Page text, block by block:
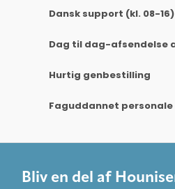
Dansk support (kl. 08-16)
Dag til dag-afsendelse
Hurtig genbestilling
Faguddannet personale
Bliv en del af